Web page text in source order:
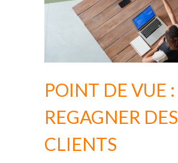
POINT DE VUE :
REGAGNER DES
CLIENTS